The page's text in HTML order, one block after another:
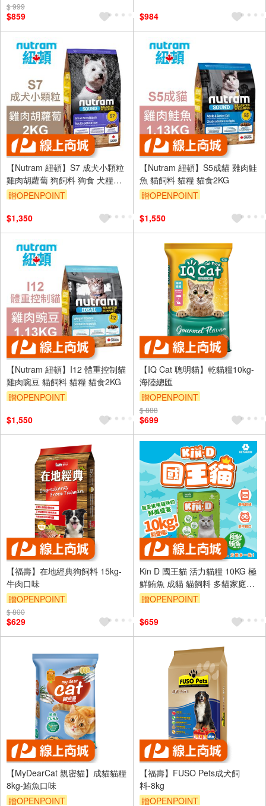
訂單滿999享95折
$ 999
$859
$984
【Nutram 紐頓】S7 成犬小顆粒
雞肉胡蘿蔔 狗飼料 狗食 犬糧
2KG
贈OPENPOINT
$1,350
【Nutram 紐頓】S5成貓 雞肉鮭
魚 貓飼料 貓糧 貓食2KG
贈OPENPOINT
$1,550
【Nutram 紐頓】I12 體重控制貓
雞肉豌豆 貓飼料 貓糧 貓食2KG
贈OPENPOINT
$1,550
【IQ Cat 聰明貓】乾貓糧10kg-
海陸總匯
贈OPENPOINT
訂單滿999享95折
$ 888
$699
【福壽】在地經典狗飼料 15kg-
牛肉口味
贈OPENPOINT
訂單滿999享95折
$ 800
$629
Kin D 國王貓 活力貓糧 10KG 極
鮮鮪魚 成貓 貓飼料 多貓家庭首
選 國王貓飼料
贈OPENPOINT
$659
【MyDearCat 親密貓】成貓貓糧
8kg-鮪魚口味
贈OPENPOINT
【福壽】FUSO Pets成犬飼
料-8kg
贈OPENPOINT